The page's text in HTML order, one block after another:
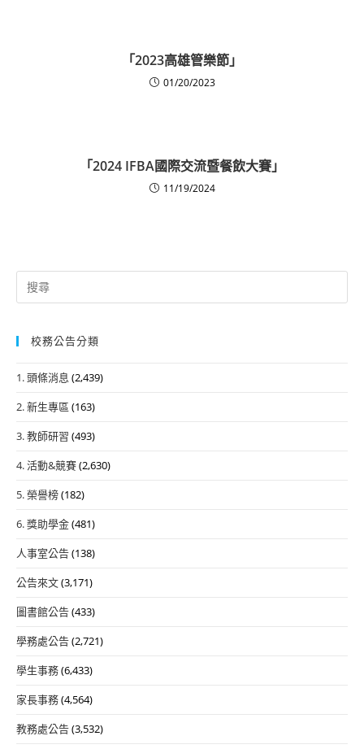
「2023高雄管樂節」
01/20/2023
「2024 IFBA國際交流暨餐飲大賽」
11/19/2024
Search
for:
校務公告分類
1. 頭條消息 (2,439)
2. 新生專區 (163)
3. 教師研習 (493)
4. 活動&競賽(2,630)
5. 榮譽榜(182)
6. 獎助學金(481)
人事室公告(138)
公告來文(3,171)
圖書館公告(433)
學務處公告(2,721)
學生事務(6,433)
家長事務(4,564)
教務處公告(3,532)